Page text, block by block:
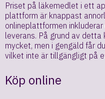
Priset på läkemedlet i ett
plattform är knappast
onlineplattformen
leverans. På grund av
mycket, men i gengäld får
vilket inte är tillgängligt på
Köp online